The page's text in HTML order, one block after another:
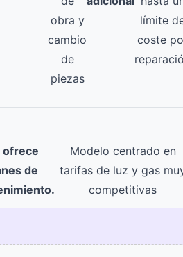
obra y
cambio
de
piezas
límite
coste
ofrece
de
Modelo centrado en
tarifas de luz y gas
competitivas